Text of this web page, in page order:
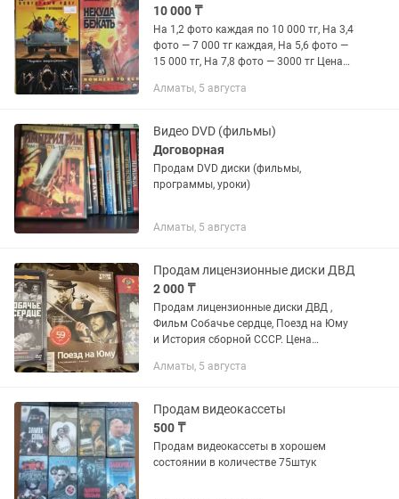
10 000 ₸
На 1,2 фото каждая по 10 000 тг, На 3,4
фото — 7 000 тг каждая, На 5,6 фото —
15 000 тг, На 7,8 фото — 3000 тг Цена
Без доставки Алматы Наурызбайский
Алматы, 5 августа
Видео DVD (фильмы)
Договорная
Продам DVD диски (фильмы,
программы, уроки)
Алматы, 5 августа
Продам лицензионные диски ДВД
2 000 ₸
Продам лицензионные диски ДВД ,
Фильм Собачье сердце, Поезд на Юму
и История сборной СССР. Цена
Алматы, проспект Суюнбая, ниже
Алматы, 5 августа
Продам видеокассеты
500 ₸
Продам видеокассеты в хорошем
состоянии в количестве 75штук